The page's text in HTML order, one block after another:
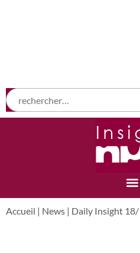
Accueil | News | Daily Insight